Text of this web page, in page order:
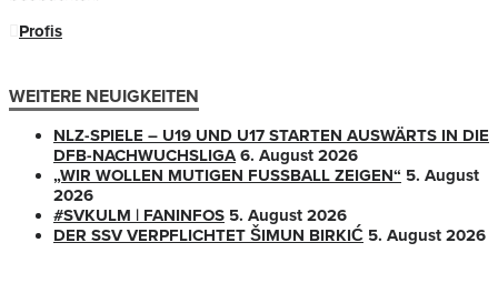
Profis
WEITERE NEUIGKEITEN
NLZ-SPIELE – U19 UND U17 STARTEN AUSWÄRTS IN DIE
DFB-NACHWUCHSLIGA 6. August 2026
„WIR WOLLEN MUTIGEN FUSSBALL ZEIGEN“
5. August
2026
#SVKULM | FANINFOS 5. August 2026
DER SSV VERPFLICHTET ŠIMUN BIRKIĆ 5. August 2026